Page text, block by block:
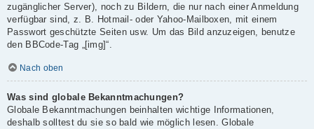
zugänglicher Server), noch zu Bildern, die nur nach einer Anmeldung
verfügbar sind, z. B. Hotmail- oder Yahoo-Mailboxen, mit einem
Passwort geschützte Seiten usw. Um das Bild anzuzeigen, benutze
den BBCode-Tag „[img]“.
Nach oben
Was sind globale Bekanntmachungen?
Globale Bekanntmachungen beinhalten wichtige Informationen,
deshalb solltest du sie so bald wie möglich lesen. Globale